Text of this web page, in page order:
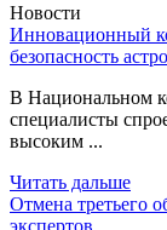
Новости
Инновационный
безопасность
В Национальном
специалисты
высоким ...
Читать дальше
Отмена третьего
экспертов